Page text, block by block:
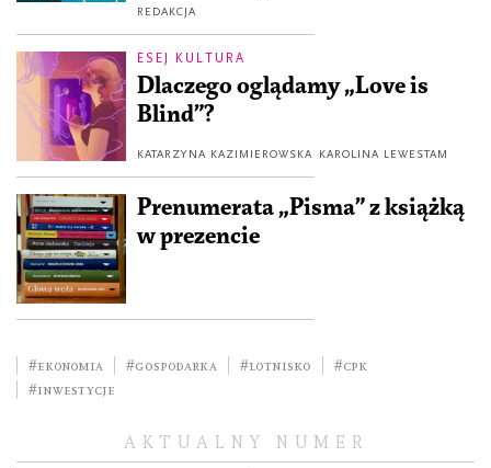
REDAKCJA
ESEJ KULTURA
Dlaczego oglądamy „Love is
Blind”?
KATARZYNA KAZIMIEROWSKA KAROLINA LEWESTAM
Prenumerata „Pisma” z książką
w prezencie
#ekonomia #gospodarka #lotnisko
#cpk
#inwestycje
AKTUALNY NUMER